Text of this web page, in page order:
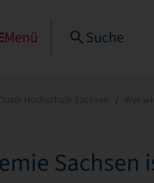
Menü Suche
Duale Hochschule Sachsen Wer